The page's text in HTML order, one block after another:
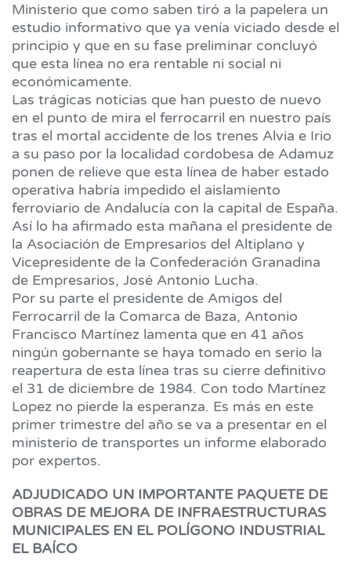
Ministerio que como saben tiró a la papelera un
estudio informativo que ya venía viciado desde el
principio y que en su fase preliminar concluyó
que esta línea no era rentable ni social ni
económicamente.
Las trágicas noticias que han puesto de nuevo
en el punto de mira el ferrocarril en nuestro país
tras el mortal accidente de los trenes Alvia e Irio
a su paso por la localidad cordobesa de Adamuz
ponen de relieve que esta línea de haber estado
operativa habría impedido el aislamiento
ferroviario de Andalucía con la capital de España.
Así lo ha afirmado esta mañana el presidente de
la Asociación de Empresarios del Altiplano y
Vicepresidente de la Confederación Granadina
de Empresarios, José Antonio Lucha.
Por su parte el presidente de Amigos del
Ferrocarril de la Comarca de Baza, Antonio
Francisco Martínez lamenta que en 41 años
ningún gobernante se haya tomado en serio la
reapertura de esta línea tras su cierre definitivo
el 31 de diciembre de 1984. Con todo Martínez
Lopez no pierde la esperanza. Es más en este
primer trimestre del año se va a presentar en el
ministerio de transportes un informe elaborado
por expertos.
ADJUDICADO UN IMPORTANTE PAQUETE DE
OBRAS DE MEJORA DE INFRAESTRUCTURAS
MUNICIPALES EN EL POLÍGONO INDUSTRIAL
EL BAÍCO